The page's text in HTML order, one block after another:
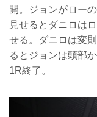
開。ジョンがロー
見せるとダニロは
せる。ダニロは変
るとジョンは頭部
1R終了。